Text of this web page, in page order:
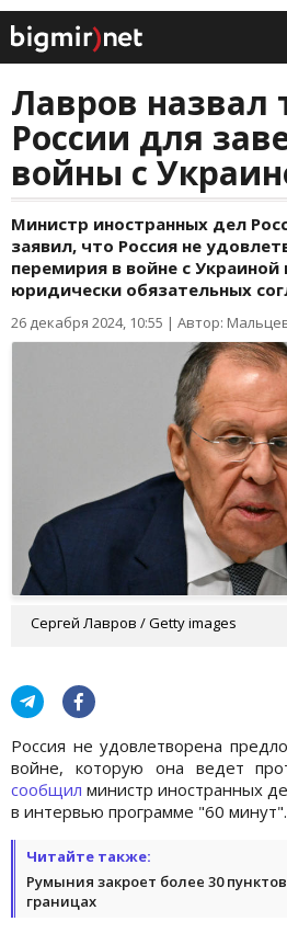
Лавров назвал
России для
войны с
Министр иностранных дел
заявил, что Россия не
перемирия в войне с Украиной
юридически обязательных
26 декабря 2024, 10:55 | Автор:
Сергей Лавров / Getty images
Россия не удовлетворена
войне, которую она ведет
сообщил министр иностранных
в интервью программе "60 минут".
Читайте также:
Румыния закроет более 30
границах